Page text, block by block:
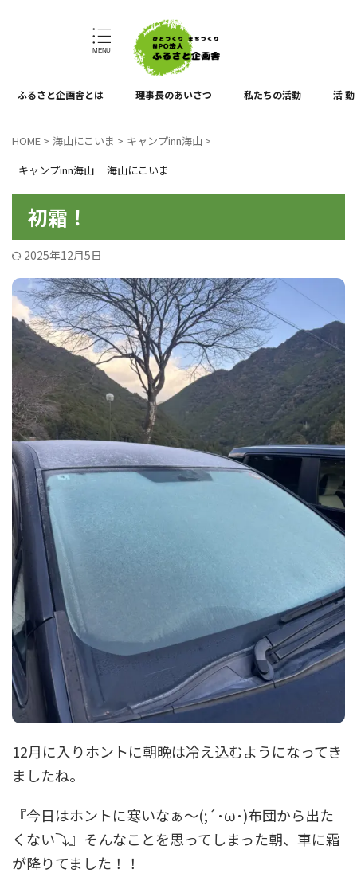
ふるさと企画舎とは 理事長のあいさつ 私たちの活動 活 動
HOME > 海山にこいま > キャンプinn海山 >
キャンプinn海山
海山にこいま
初霜！
2025年12月5日
12月に入りホントに朝晩は冷え込むようになってき
ましたね。
『今日はホントに寒いなぁ～(;´･ω･)布団から出た
くない⤵』そんなことを思ってしまった朝、車に霜
が降りてました！！